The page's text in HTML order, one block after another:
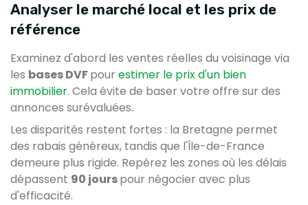
Analyser le marché local et les prix de
référence
Examinez d'abord les ventes réelles du voisinage via
les bases DVFpour estimer le prix d'un bien
immobilier. Cela évite de baser votre offre sur des
annonces surévaluées.
Les disparités restent fortes : la Bretagne permet
des rabais généreux, tandis que l'Île-de-France
demeure plus rigide. Repérez les zones où les délais
dépassent 90 jourspour négocier avec plus
d'efficacité.